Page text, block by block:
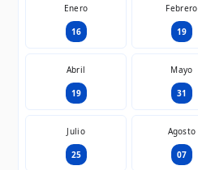
Enero
16
Febrero
19
Abril
19
Mayo
31
Julio
25
Agosto
07